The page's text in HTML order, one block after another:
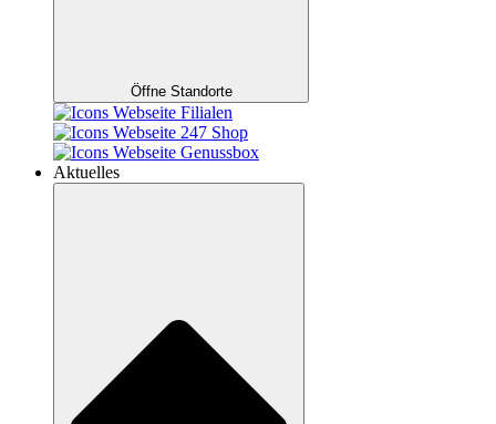
Öffne Standorte
Aktuelles